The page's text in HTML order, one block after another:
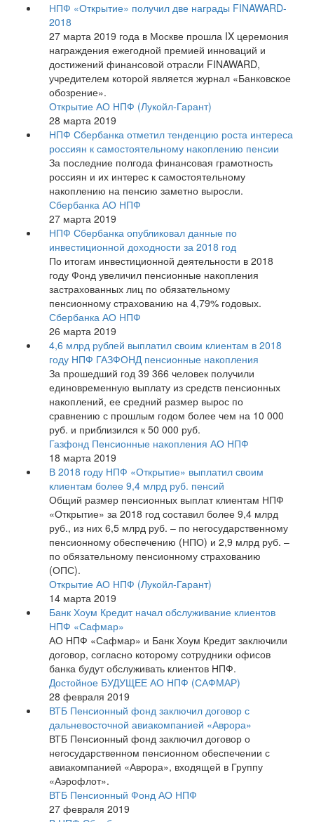
НПФ «Открытие» получил две награды FINAWARD-
2018
27 марта 2019 года в Москве прошла IX церемония
награждения ежегодной премией инноваций и
достижений финансовой отрасли FINAWARD,
учредителем которой является журнал «Банковское
обозрение».
Открытие АО НПФ (Лукойл-Гарант)
28 марта 2019
НПФ Сбербанка отметил тенденцию роста интереса
россиян к самостоятельному накоплению пенсии
За последние полгода финансовая грамотность
россиян и их интерес к самостоятельному
накоплению на пенсию заметно выросли.
Сбербанка АО НПФ
27 марта 2019
НПФ Сбербанка опубликовал данные по
инвестиционной доходности за 2018 год
По итогам инвестиционной деятельности в 2018
году Фонд увеличил пенсионные накопления
застрахованных лиц по обязательному
пенсионному страхованию на 4,79% годовых.
Сбербанка АО НПФ
26 марта 2019
4,6 млрд рублей выплатил своим клиентам в 2018
году НПФ ГАЗФОНД пенсионные накопления
За прошедший год 39 366 человек получили
единовременную выплату из средств пенсионных
накоплений, ее средний размер вырос по
сравнению с прошлым годом более чем на 10 000
руб. и приблизился к 50 000 руб.
Газфонд Пенсионные накопления АО НПФ
18 марта 2019
В 2018 году НПФ «Открытие» выплатил своим
клиентам более 9,4 млрд руб. пенсий
Общий размер пенсионных выплат клиентам НПФ
«Открытие» за 2018 год составил более 9,4 млрд
руб., из них 6,5 млрд руб. – по негосударственному
пенсионному обеспечению (НПО) и 2,9 млрд руб. –
по обязательному пенсионному страхованию
(ОПС).
Открытие АО НПФ (Лукойл-Гарант)
14 марта 2019
Банк Хоум Кредит начал обслуживание клиентов
НПФ «Сафмар»
АО НПФ «Сафмар» и Банк Хоум Кредит заключили
договор, согласно которому сотрудники офисов
банка будут обслуживать клиентов НПФ.
Достойное БУДУЩЕЕ АО НПФ (САФМАР)
28 февраля 2019
ВТБ Пенсионный фонд заключил договор с
дальневосточной авиакомпанией «Аврора»
ВТБ Пенсионный фонд заключил договор о
негосударственном пенсионном обеспечении с
авиакомпанией «Аврора», входящей в Группу
«Аэрофлот».
ВТБ Пенсионный Фонд АО НПФ
27 февраля 2019